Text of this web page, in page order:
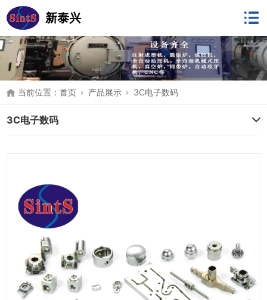
新泰兴
当前位置：首页 产品展示 3C电子数码
3C电子数码